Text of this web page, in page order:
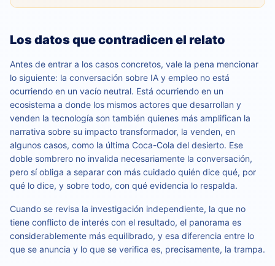
Los datos que contradicen el relato
Antes de entrar a los casos concretos, vale la pena mencionar
lo siguiente: la conversación sobre IA y empleo no está
ocurriendo en un vacío neutral. Está ocurriendo en un
ecosistema a donde los mismos actores que desarrollan y
venden la tecnología son también quienes más amplifican la
narrativa sobre su impacto transformador, la venden, en
algunos casos, como la última Coca-Cola del desierto. Ese
doble sombrero no invalida necesariamente la conversación,
pero sí obliga a separar con más cuidado quién dice qué, por
qué lo dice, y sobre todo, con qué evidencia lo respalda.
Cuando se revisa la investigación independiente, la que no
tiene conflicto de interés con el resultado, el panorama es
considerablemente más equilibrado, y esa diferencia entre lo
que se anuncia y lo que se verifica es, precisamente, la trampa.